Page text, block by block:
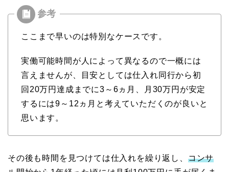
ここまで早いのは特別なケースです。
実働可能時間が人によって異なるので一概には
言えませんが、目安としては仕入れ同行から初
回20万円達成までに3～6ヵ月、月30万円が安定
するには9～12ヵ月と考えていただくのが良いと
思います。
その後も時間を見つけては仕入れを繰り返し、 コンサ